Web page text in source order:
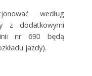
według
z dodatkowymi
nr 690 będą
jazdy).